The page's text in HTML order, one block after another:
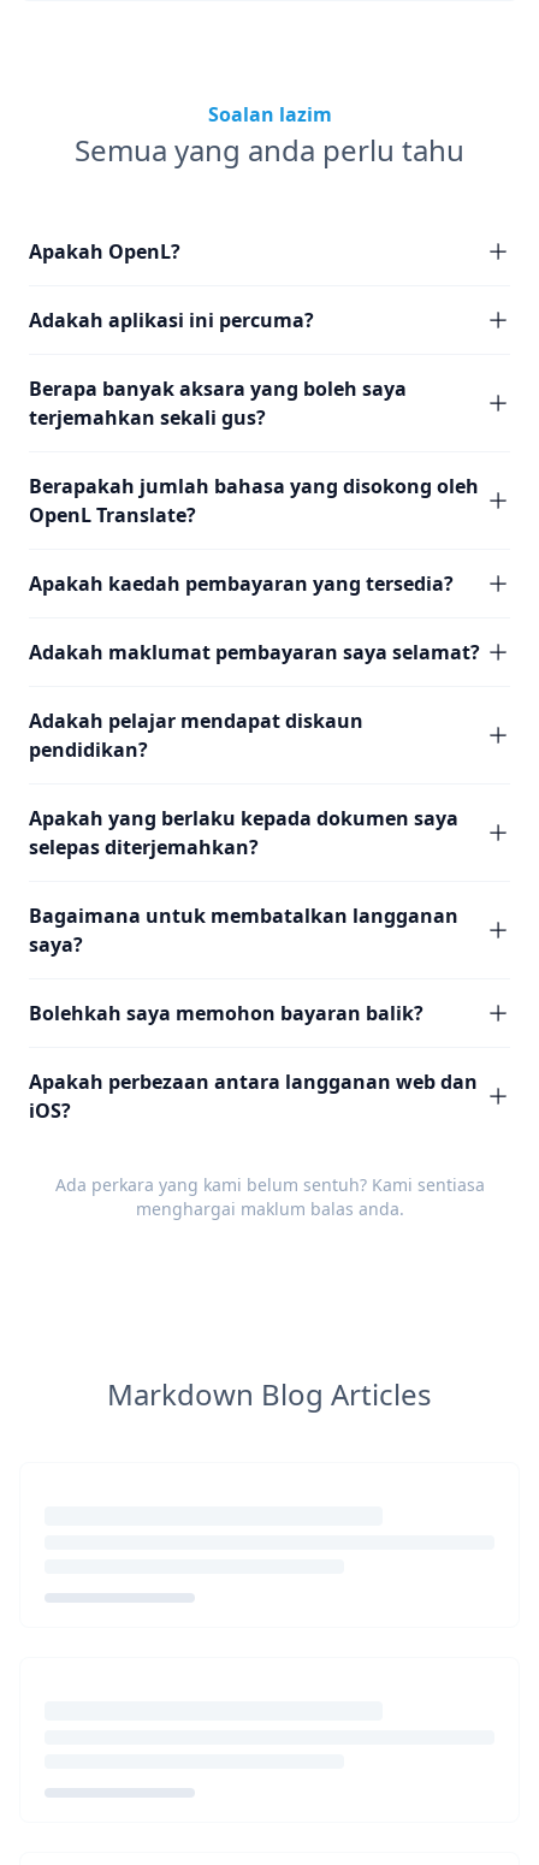
Soalan lazim
Semua yang anda perlu tahu
Apakah OpenL?
Adakah aplikasi ini percuma?
Berapa banyak aksara yang boleh saya
terjemahkan sekali gus?
Berapakah jumlah bahasa yang disokong oleh
OpenL Translate?
Apakah kaedah pembayaran yang tersedia?
Adakah maklumat pembayaran saya selamat?
Adakah pelajar mendapat diskaun
pendidikan?
Apakah yang berlaku kepada dokumen saya
selepas diterjemahkan?
Bagaimana untuk membatalkan langganan
saya?
Bolehkah saya memohon bayaran balik?
Apakah perbezaan antara langganan web dan
iOS?
Ada perkara yang kami belum sentuh? Kami sentiasa
menghargai maklum balas anda.
Markdown Blog Articles